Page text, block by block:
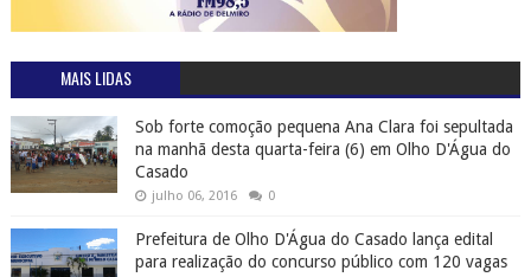
MAIS LIDAS
Sob forte comoção pequena Ana Clara foi sepultada
na manhã desta quarta-feira (6) em Olho D'Água do
Casado
julho 06, 2016 0
Prefeitura de Olho D'Água do Casado lança edital
para realização do concurso público com 120 vagas